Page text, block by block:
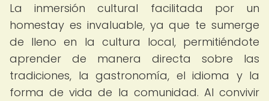
La inmersión cultural facilitada por un
homestay es invaluable, ya que te sumerge
de lleno en la cultura local, permitiéndote
aprender de manera directa sobre las
tradiciones, la gastronomía, el idioma y la
forma de vida de la comunidad. Al convivir